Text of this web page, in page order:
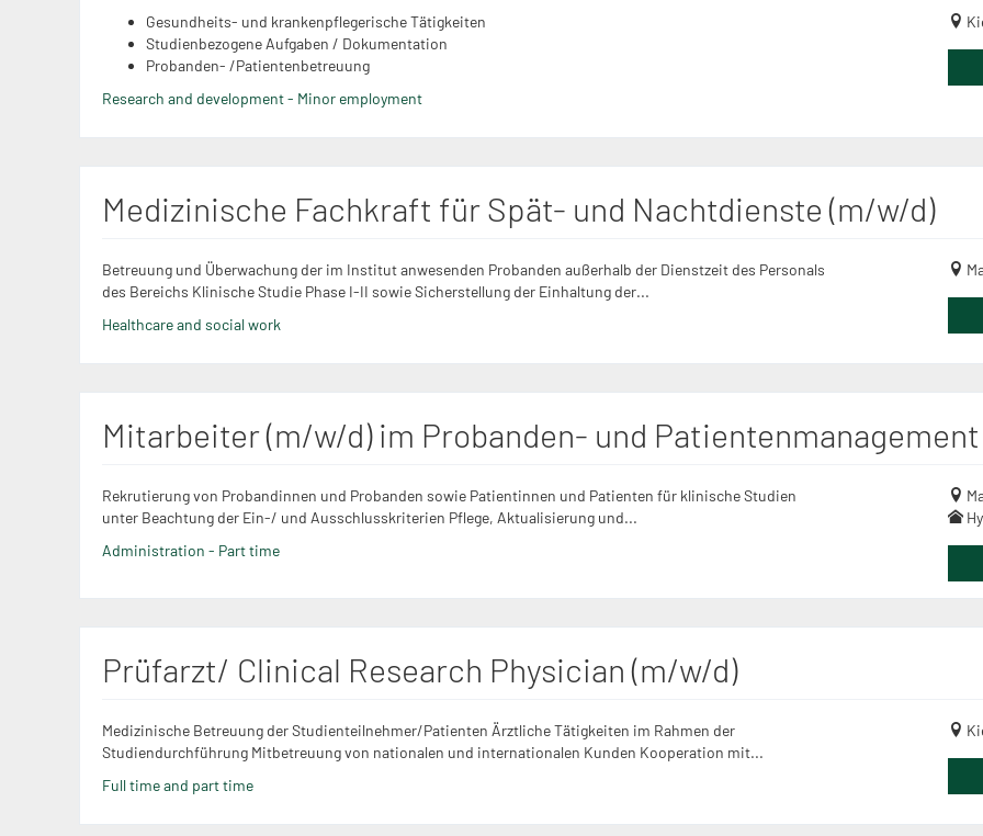
Gesundheits- und krankenpflegerische Tätigkeiten
Studienbezogene Aufgaben / Dokumentation
Probanden- /Patientenbetreuung
Research and development - Minor employment
Medizinische Fachkraft für Spät- und Nachtdienste (m/w/d)
Betreuung und Überwachung der im Institut anwesenden Probanden außerhalb der Dienstzeit des Personals
des Bereichs Klinische Studie Phase I-II sowie Sicherstellung der Einhaltung der...
Healthcare and social work
Mitarbeiter (m/w/d) im Probanden- und Patientenmanagement
Rekrutierung von Probandinnen und Probanden sowie Patientinnen und Patienten für klinische Studien
unter Beachtung der Ein-/ und Ausschlusskriterien Pflege, Aktualisierung und...
Administration - Part time
Prüfarzt/ Clinical Research Physician (m/w/d)
Medizinische Betreuung der Studienteilnehmer/Patienten Ärztliche Tätigkeiten im Rahmen der
Studiendurchführung Mitbetreuung von nationalen und internationalen Kunden Kooperation mit...
Full time and part time